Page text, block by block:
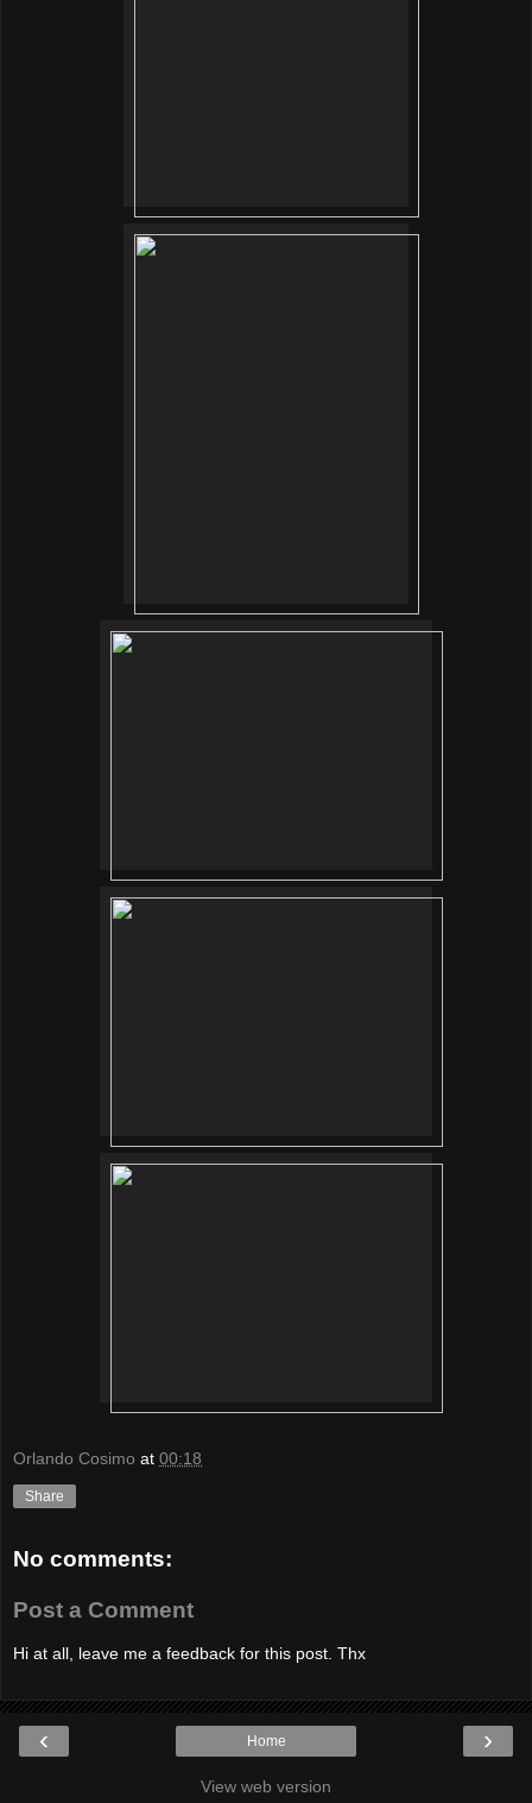
Orlando Cosimo at 00:18
Share
No comments:
Post a Comment
Hi at all, leave me a feedback for this post. Thx
‹ ›
Home
View web version